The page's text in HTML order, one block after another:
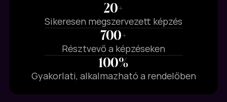
20+
Sikeresen megszervezett képzés
700+
Résztvevő a képzéseken
100%
Gyakorlati, alkalmazható a rendelőben